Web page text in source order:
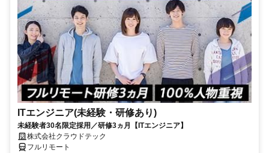
ITエンジニア(未経験・研修あり)
未経験者30名限定採用／研修3ヵ月【ITエンジニア】
株式会社クラウドテック
フルリモート